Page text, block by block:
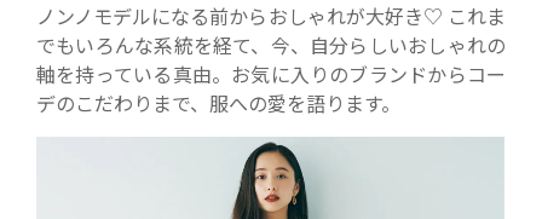
ノンノモデルになる前からおしゃれが大好き♡ これま
でもいろんな系統を経て、今、自分らしいおしゃれの
軸を持っている真由。お気に入りのブランドからコー
デのこだわりまで、服への愛を語ります。